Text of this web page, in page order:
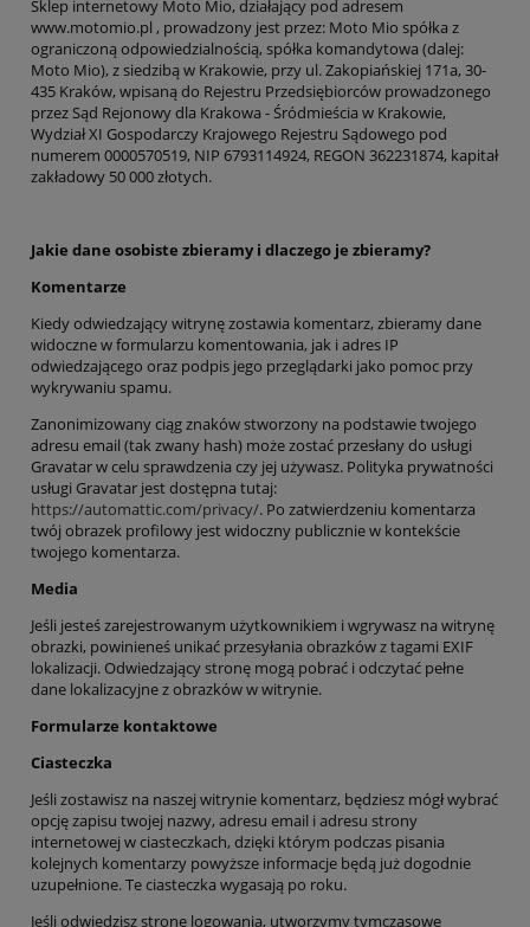
Sklep internetowy Moto Mio, działający pod adresem
www.motomio.pl , prowadzony jest przez: Moto Mio spółka z
ograniczoną odpowiedzialnością, spółka komandytowa (dalej:
Moto Mio), z siedzibą w Krakowie, przy ul. Zakopiańskiej 171a, 30-
435 Kraków, wpisaną do Rejestru Przedsiębiorców prowadzonego
przez Sąd Rejonowy dla Krakowa - Śródmieścia w Krakowie,
Wydział XI Gospodarczy Krajowego Rejestru Sądowego pod
numerem 0000570519, NIP 6793114924, REGON 362231874, kapitał
zakładowy 50 000 złotych.
Jakie dane osobiste zbieramy i dlaczego je zbieramy?
Komentarze
Kiedy odwiedzający witrynę zostawia komentarz, zbieramy dane
widoczne w formularzu komentowania, jak i adres IP
odwiedzającego oraz podpis jego przeglądarki jako pomoc przy
wykrywaniu spamu.
Zanonimizowany ciąg znaków stworzony na podstawie twojego
adresu email (tak zwany hash) może zostać przesłany do usługi
Gravatar w celu sprawdzenia czy jej używasz. Polityka prywatności
usługi Gravatar jest dostępna tutaj:
https://automattic.com/privacy/. Po zatwierdzeniu komentarza
twój obrazek profilowy jest widoczny publicznie w kontekście
twojego komentarza.
Media
Jeśli jesteś zarejestrowanym użytkownikiem i wgrywasz na witrynę
obrazki, powinieneś unikać przesyłania obrazków z tagami EXIF
lokalizacji. Odwiedzający stronę mogą pobrać i odczytać pełne
dane lokalizacyjne z obrazków w witrynie.
Formularze kontaktowe
Ciasteczka
Jeśli zostawisz na naszej witrynie komentarz, będziesz mógł wybrać
opcję zapisu twojej nazwy, adresu email i adresu strony
internetowej w ciasteczkach, dzięki którym podczas pisania
kolejnych komentarzy powyższe informacje będą już dogodnie
uzupełnione. Te ciasteczka wygasają po roku.
Jeśli odwiedzisz stronę logowania, utworzymy tymczasowe